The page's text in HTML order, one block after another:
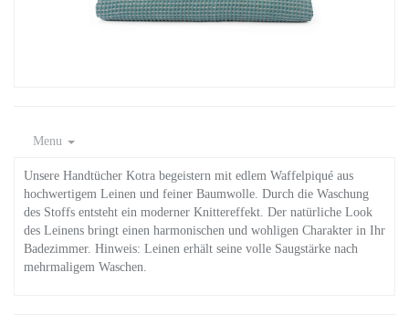
Menu
Unsere Handtücher Kotra begeistern mit edlem Waffelpiqué aus
hochwertigem Leinen und feiner Baumwolle. Durch die Waschung
des Stoffs entsteht ein moderner Knittereffekt. Der natürliche Look
des Leinens bringt einen harmonischen und wohligen Charakter in Ihr
Badezimmer. Hinweis: Leinen erhält seine volle Saugstärke nach
mehrmaligem Waschen.